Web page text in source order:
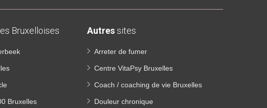
Bruxelloises
Bruxelles
Autressites
Arreter de fumer
Centre VitaPsy Bruxelles
Coach / coaching de vie Bruxelles
Douleur chronique